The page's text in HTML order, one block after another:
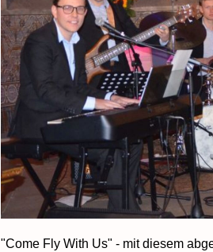
"Come Fly With Us" - mit diesem